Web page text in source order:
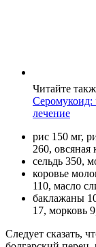
Читайте
Серомукоид:
лечение
рис 150 мг,
260, овсяная
сельдь 350,
коровье
110, масло
баклажаны
17, морковь
Следует сказать,